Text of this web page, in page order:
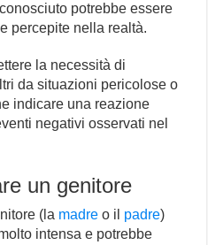
potrebbe essere
percepite nella realtà.
la necessità di
da situazioni pericolose o
indicare una reazione
negativi osservati nel
un genitore
(la madre o il padre)
intensa e potrebbe